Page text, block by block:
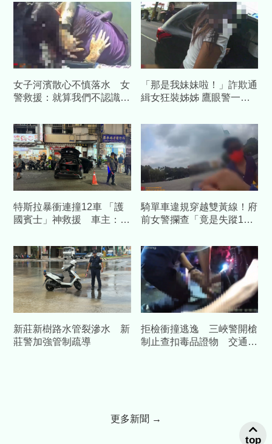
女子河濱散心不慎落水 女
警救援：就算我們不認識
「那是我妹妹啦！」詐欺通
緝女狂裝姊姊 鷹眼警一句
特斯拉暴衝連撞12車 「護
國賓士」神救援 車主：幸
騎單車違規穿越雙黃線！府
前女警攔查「竟是失蹤1年
新莊新樹路水管裂滲水 新
莊警加強管制疏導
拒檢衝撞逃逸 三峽警開槍
制止查扣毒品證物 交通違
更多新聞 →
top